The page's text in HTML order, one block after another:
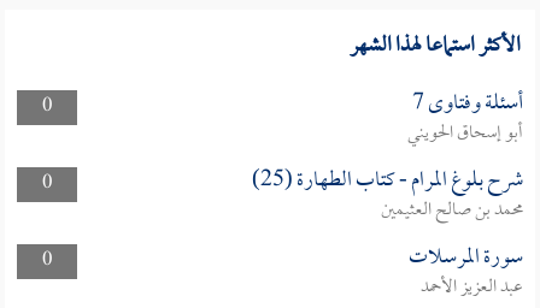
الأكثر استماعا لهذا الشهر
0 أسئلة وفتاوى 7
أبو إسحاق الحويني
0
شرح بلوغ المرام - كتاب الطهارة (25)
محمد بن صالح العثيمين
0
سورة المرسلات
عبد العزيز الأحمد